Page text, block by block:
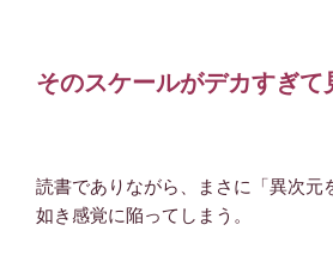
そのスケールがデカすぎて
読書でありながら、まさに「異次元
如き感覚に陥ってしまう。